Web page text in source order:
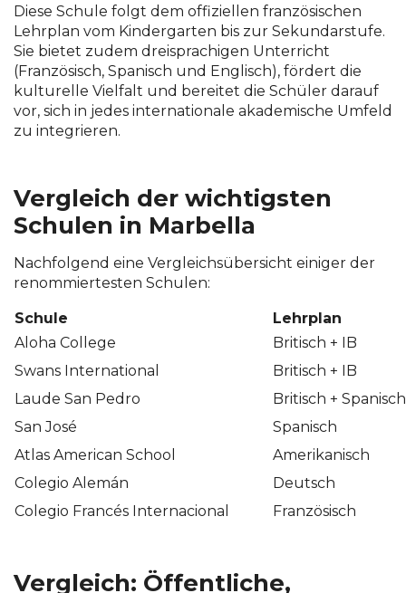
Diese Schule folgt dem offiziellen französischen
Lehrplan vom Kindergarten bis zur Sekundarstufe.
Sie bietet zudem dreisprachigen Unterricht
(Französisch, Spanisch und Englisch), fördert die
kulturelle Vielfalt und bereitet die Schüler darauf
vor, sich in jedes internationale akademische Umfeld
zu integrieren.
Vergleich der wichtigsten
Schulen in Marbella
Nachfolgend eine Vergleichsübersicht einiger der
renommiertesten Schulen:
Schule
Lehrplan
Aloha College
Britisch + IB
Swans International
Britisch + IB
Laude San Pedro
Britisch + Spanisch
San José
Spanisch
Atlas American School
Amerikanisch
Colegio Alemán
Deutsch
Colegio Francés Internacional
Französisch
Vergleich: Öffentliche,